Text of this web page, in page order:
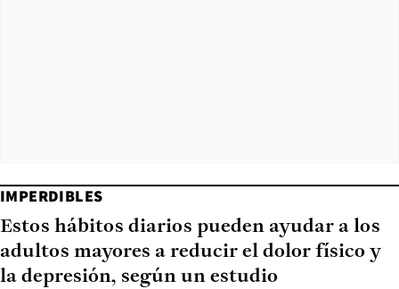
IMPERDIBLES
Estos hábitos diarios pueden ayudar a los
adultos mayores a reducir el dolor físico y
la depresión, según un estudio